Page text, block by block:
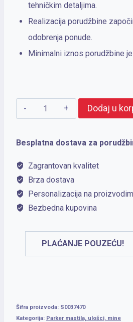
tehničkim detaljima.
Realizacija porudžbine
odobrenja ponude.
Minimalni iznos porudžbine je
PARKER
mastilo
boca
QUINK
Blue
Dodaj u
Besplatna dostava za
Zagrantovan kvalitet
Brza dostava
Personalizacija na
Bezbedna kupovina
PLAĆANJE POUZEĆU!
Šifra proizvoda: S0037470
Kategorija: Parker mastila, ulošci, mine